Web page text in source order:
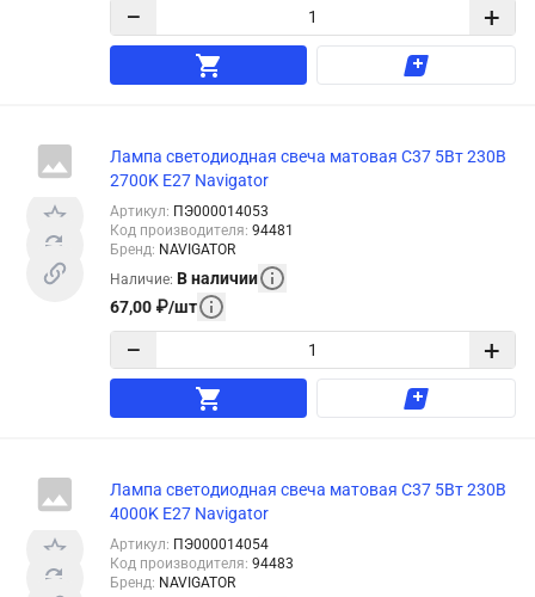
− +
Лампа светодиодная свеча матовая C37 5Вт 230В
2700K E27 Navigator
Артикул: ПЭ000014053
Код производителя: 94481
Бренд: NAVIGATOR
Наличие: В наличии
67,00 ₽/шт
− +
Лампа светодиодная свеча матовая C37 5Вт 230В
4000K E27 Navigator
Артикул: ПЭ000014054
Код производителя: 94483
Бренд: NAVIGATOR